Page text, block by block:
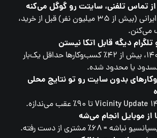
تماس تلفنی، سایتت رو گوگل می‌کنه
۷۳٪ کاربران ایرانی (بیش از ۳۵ میلیون نفر) قبل از خرید،
می‌کنن.
تلگرام دیگه قابل اتکا نیستن
از ۱۴۰۲ تا ۱۴۰۴، بیش از ۴۲٪ کسب‌وکارها حداقل یک‌بار
یا محدود شده.
بدون سایت رو تو نتایج محلی
= ۶۸٪ مشتری از دست رفته.